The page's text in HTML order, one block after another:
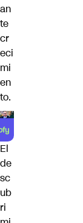
an
te
cr
eci
mi
en
to.
El
de
sc
ub
ri